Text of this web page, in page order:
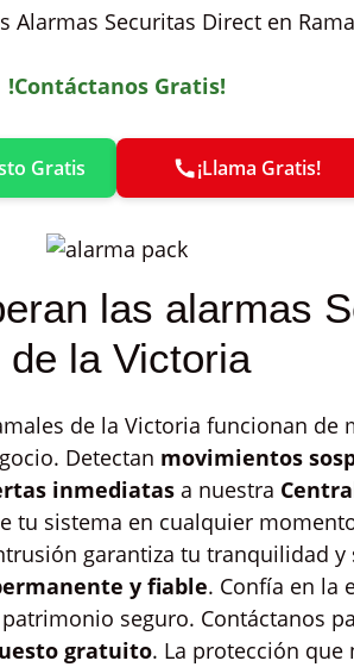
Alarmas Securitas Direct en
!Contáctanos Gratis!
Gratis ¡Llama Gratis!
las alarmas
la Victoria
de la Victoria funcionan de
Detectan movimientos
inmediatas a nuestra
tu sistema en cualquier
garantiza tu tranquilidad y
y fiable. Confía en la
seguro. Contáctanos
gratuito. La protección que